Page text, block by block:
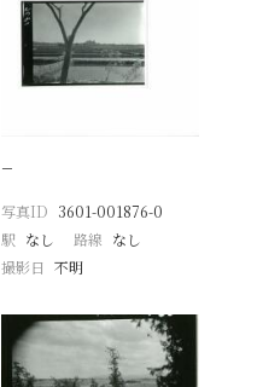
−
写真ID 3601-001876-0
駅 なし 路線 なし
撮影日 不明